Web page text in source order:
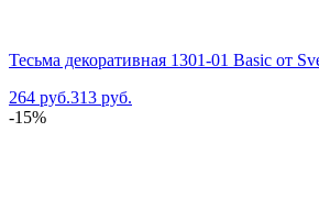
Тесьма декоративная 1301-01 Basic от
264 руб.313 руб.
-15%